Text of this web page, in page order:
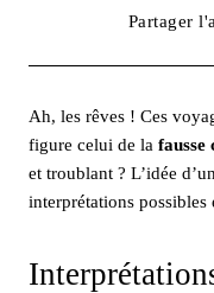
Partager
Ah, les rêves ! Ces
figure celui de la fausse
et troublant ? L’idée
interprétations possibles